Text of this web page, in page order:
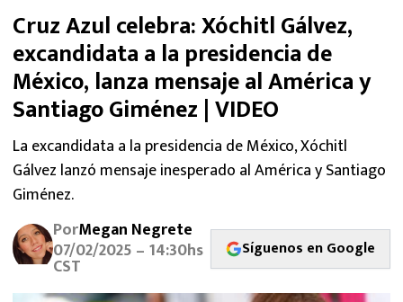
RAYADOS
PUMAS
ATLANTE
SELECCIÓN MEXICANA
FUTBOL INTERNACIONAL
MEXICANOS EN EL EXTRANJERO
FUTBOL ESTUFA
Cruz Azul celebra: Xóchitl Gálvez,
excandidata a la presidencia de
México, lanza mensaje al América y
Santiago Giménez | VIDEO
La excandidata a la presidencia de México, Xóchitl
Gálvez lanzó mensaje inesperado al América y Santiago
Giménez.
PorMegan Negrete
07/02/2025 – 14:30hs
CST
Síguenos en Google